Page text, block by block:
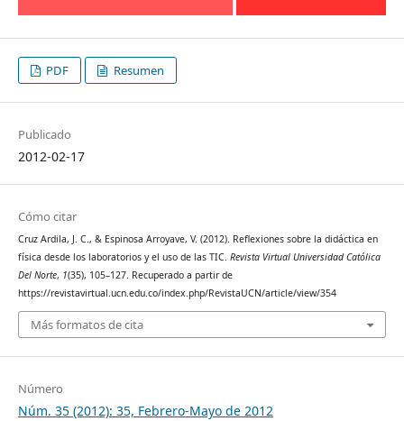
PDF Resumen
Publicado
2012-02-17
Cómo citar
Cruz Ardila, J. C., & Espinosa Arroyave, V. (2012). Reflexiones sobre la didáctica en
física desde los laboratorios y el uso de las TIC. Revista Virtual Universidad Católica
Del Norte, 1(35), 105–127. Recuperado a partir de
https://revistavirtual.ucn.edu.co/index.php/RevistaUCN/article/view/354
Más formatos de cita
Número
Núm. 35 (2012): 35, Febrero-Mayo de 2012